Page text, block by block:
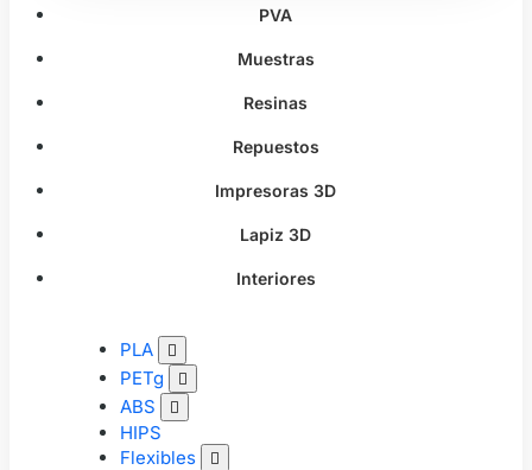
PVA
Muestras
Resinas
Repuestos
Impresoras 3D
Lapiz 3D
Interiores
PLA 
PETg 
ABS 
HIPS
Flexibles
